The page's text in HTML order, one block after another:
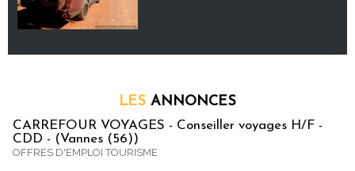
LES ANNONCES
CARREFOUR VOYAGES - Conseiller voyages H/F -
CDD - (Vannes (56))
OFFRES D'EMPLOI TOURISME